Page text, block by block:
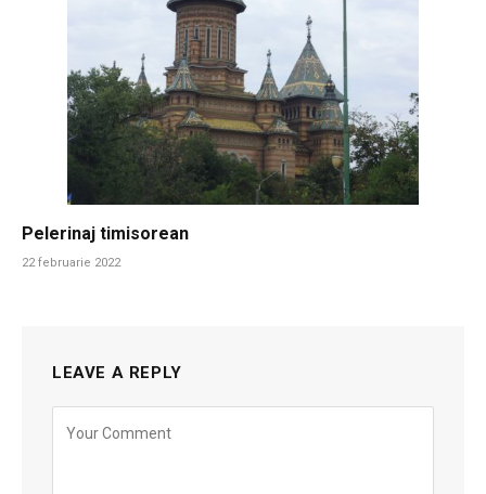
Pelerinaj timisorean
22 februarie 2022
LEAVE A REPLY